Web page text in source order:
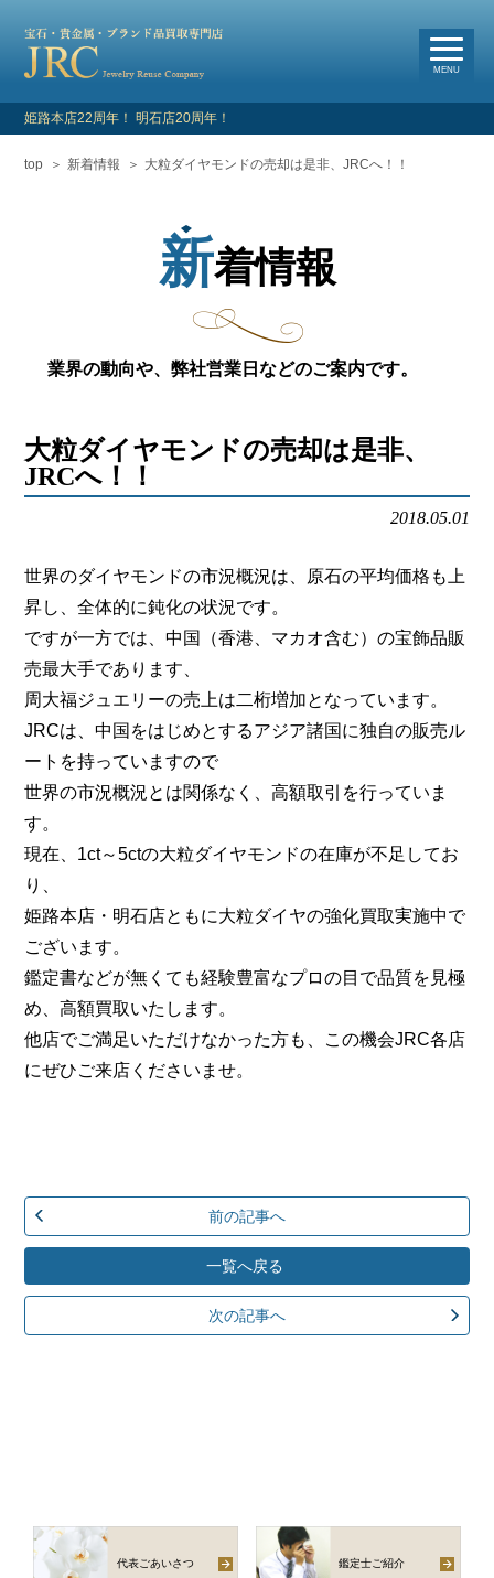
MENU
選べる買取・査定方法
よくあるご質問
店舗情報・アクセス
メールでお問い合わせ
姫路本店へ電話で問い合わせる
明石店へ電話で問い合わせる
姫路本店22周年！ 明石店20周年！
top 新着情報 大粒ダイヤモンドの売却は是非、JRCへ！！
新着情報
業界の動向や、弊社営業日などのご案内です。
大粒ダイヤモンドの売却は是非、
JRCへ！！
2018.05.01
世界のダイヤモンドの市況概況は、原石の平均価格も上
昇し、全体的に鈍化の状況です。
ですが一方では、中国（香港、マカオ含む）の宝飾品販
売最大手であります、
周大福ジュエリーの売上は二桁増加となっています。
JRCは、中国をはじめとするアジア諸国に独自の販売ル
ートを持っていますので
世界の市況概況とは関係なく、高額取引を行っていま
す。
現在、1ct～5ctの大粒ダイヤモンドの在庫が不足してお
り、
姫路本店・明石店ともに大粒ダイヤの強化買取実施中で
ございます。
鑑定書などが無くても経験豊富なプロの目で品質を見極
め、高額買取いたします。
他店でご満足いただけなかった方も、この機会JRC各店
にぜひご来店くださいませ。
前の記事へ
一覧へ戻る
次の記事へ
代表ごあいさつ 鑑定士ご紹介